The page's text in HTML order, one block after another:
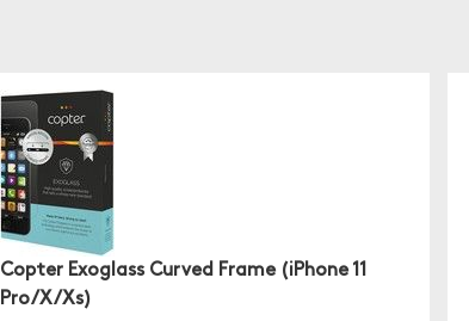
Copter Exoglass Curved Frame (iPhone 11
Pro/X/Xs)